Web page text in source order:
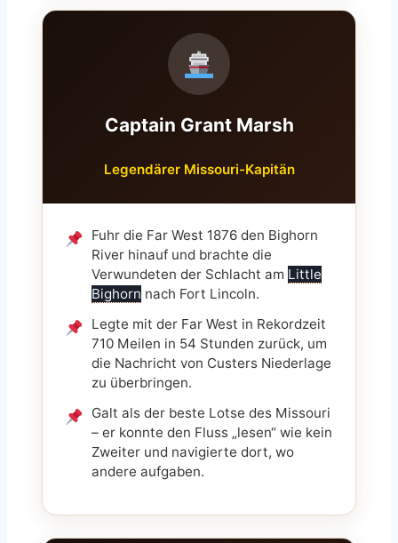
Captain Grant Marsh
Legendärer Missouri-Kapitän
Fuhr die Far West 1876 den Bighorn
River hinauf und brachte die
Verwundeten der Schlacht am Little
Bighorn nach Fort Lincoln.
Legte mit der Far West in Rekordzeit
710 Meilen in 54 Stunden zurück, um
die Nachricht von Custers Niederlage
zu überbringen.
Galt als der beste Lotse des Missouri
– er konnte den Fluss „lesen“ wie kein
Zweiter und navigierte dort, wo
andere aufgaben.